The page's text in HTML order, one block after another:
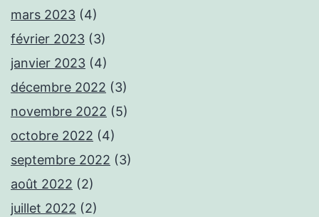
mars 2023 (4)
février 2023 (3)
janvier 2023 (4)
décembre 2022 (3)
novembre 2022 (5)
octobre 2022 (4)
septembre 2022 (3)
août 2022 (2)
juillet 2022 (2)